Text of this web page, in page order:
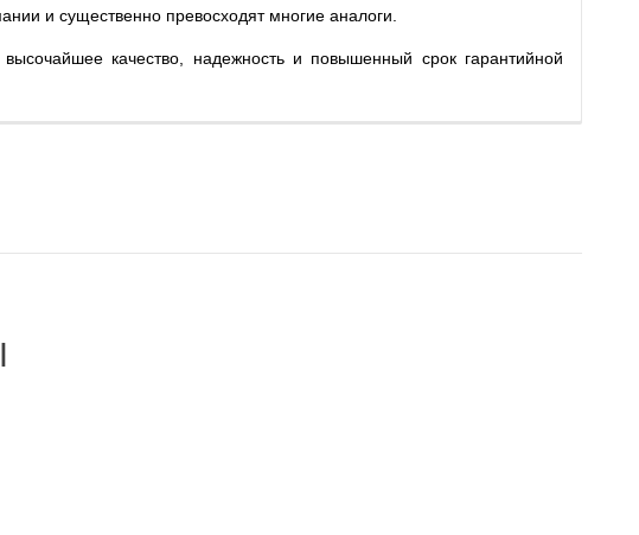
и существенно превосходят многие аналоги.
качество, надежность и повышенный срок гарантийной